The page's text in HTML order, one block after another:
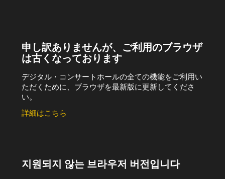
申し訳ありませんが、ご利用のブラウザ
は古くなっております
デジタル・コンサートホールの全ての機能をご利用い
ただくために、ブラウザを最新版に更新してくださ
い。
詳細はこちら
지원되지 않는 브라우저 버전입니다